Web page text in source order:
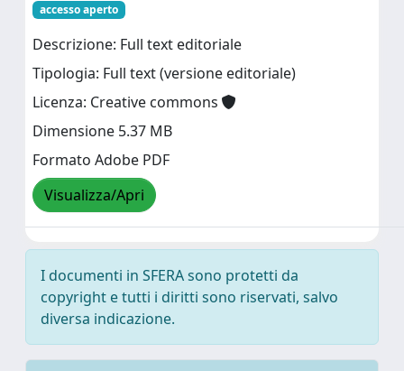
accesso aperto
Descrizione: Full text editoriale
Tipologia: Full text (versione editoriale)
Licenza: Creative commons
Dimensione 5.37 MB
Formato Adobe PDF
Visualizza/Apri
I documenti in SFERA sono protetti da
copyright e tutti i diritti sono riservati, salvo
diversa indicazione.